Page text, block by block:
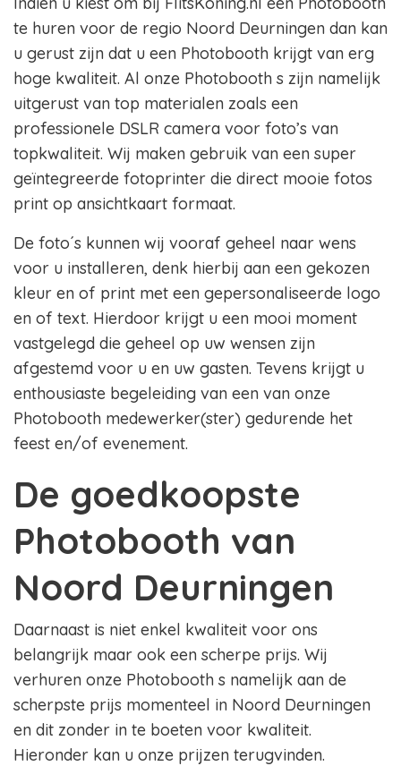
te huren voor de regio Noord Deurningen dan kan
u gerust zijn dat u een Photobooth krijgt van erg
hoge kwaliteit. Al onze Photobooth s zijn namelijk
uitgerust van top materialen zoals een
professionele DSLR camera voor foto’s van
topkwaliteit. Wij maken gebruik van een super
geïntegreerde fotoprinter die direct mooie fotos
print op ansichtkaart formaat.
De foto´s kunnen wij vooraf geheel naar wens
voor u installeren, denk hierbij aan een gekozen
kleur en of print met een gepersonaliseerde logo
en of text. Hierdoor krijgt u een mooi moment
vastgelegd die geheel op uw wensen zijn
afgestemd voor u en uw gasten. Tevens krijgt u
enthousiaste begeleiding van een van onze
Photobooth medewerker(ster) gedurende het
feest en/of evenement.
De goedkoopste
Photobooth van
Noord Deurningen
Daarnaast is niet enkel kwaliteit voor ons
belangrijk maar ook een scherpe prijs. Wij
verhuren onze Photobooth s namelijk aan de
scherpste prijs momenteel in Noord Deurningen
en dit zonder in te boeten voor kwaliteit.
Hieronder kan u onze prijzen terugvinden.